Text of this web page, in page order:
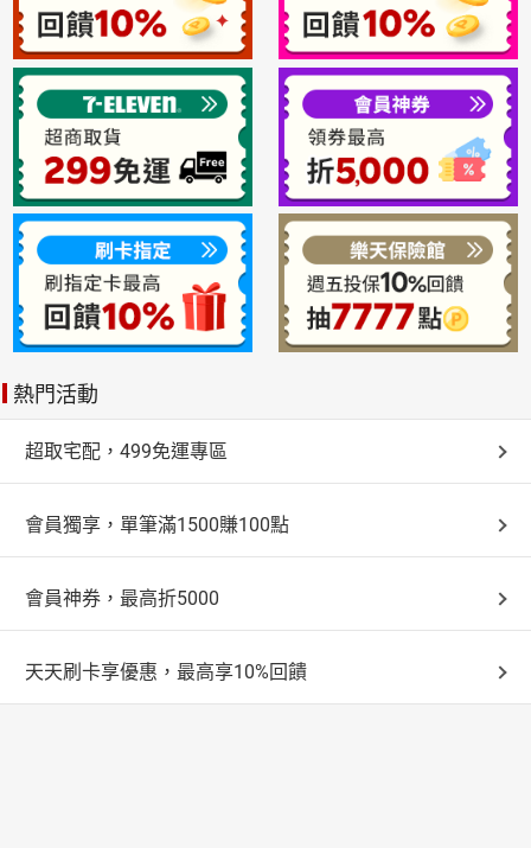
熱門活動
超取宅配，499免運專區
會員獨享，單筆滿1500賺100點
會員神券，最高折5000
天天刷卡享優惠，最高享10%回饋